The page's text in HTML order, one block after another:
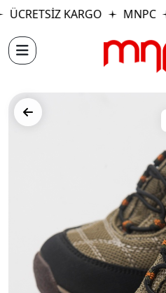
ÜCRETSİZ KARGO MNPC